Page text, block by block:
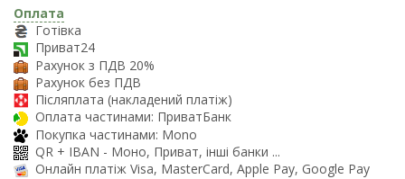
Оплата
Готівка
Приват24
Рахунок з ПДВ 20%
Рахунок без ПДВ
Післяплата (накладений платіж)
Оплата частинами: ПриватБанк
Покупка частинами: Mono
QR + IBAN - Моно, Приват, інші банки ...
Онлайн платіж Visa, MasterCard, Apple Pay, Google Pay